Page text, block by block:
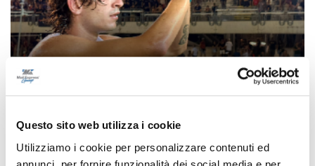
Questo sito web utilizza i cookie
Utilizziamo i cookie per personalizzare contenuti ed
Samb-Lanciano 4-0, entrano Sgarbi e Perrotta
e cambia tutto, doppietta di Faggioli
di Pier Paolo Flammini